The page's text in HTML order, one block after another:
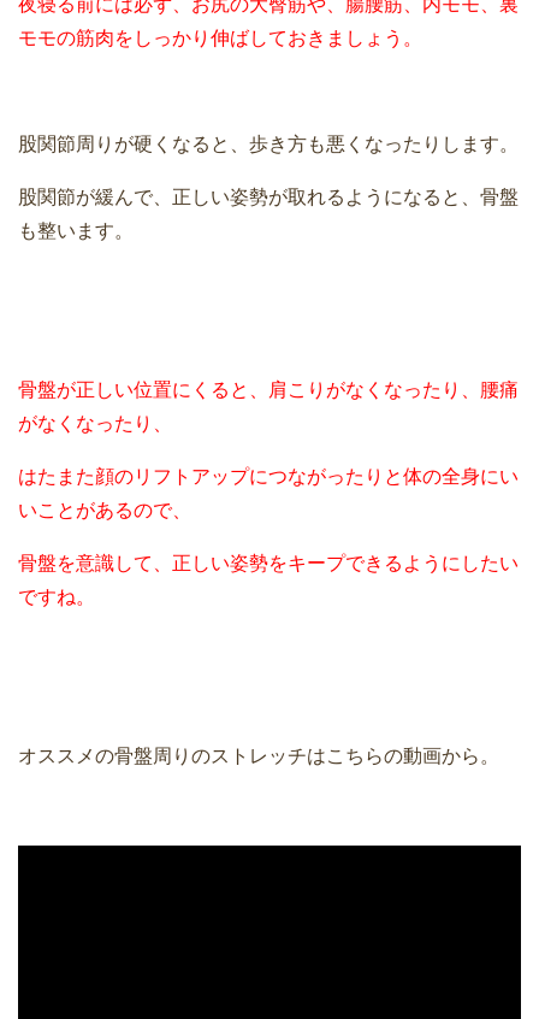
夜寝る前には必ず、お尻の大臀筋や、腸腰筋、内モモ、裏
モモの筋肉をしっかり伸ばしておきましょう。
股関節周りが硬くなると、歩き方も悪くなったりします。
股関節が緩んで、正しい姿勢が取れるようになると、骨盤
も整います。
骨盤が正しい位置にくると、肩こりがなくなったり、腰痛
がなくなったり、
はたまた顔のリフトアップにつながったりと体の全身にい
いことがあるので、
骨盤を意識して、正しい姿勢をキープできるようにしたい
ですね。
オススメの骨盤周りのストレッチはこちらの動画から。